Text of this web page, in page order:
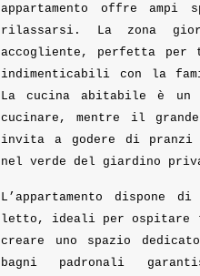
appartamento offre ampi
rilassarsi. La zona
accogliente, perfetta per
indimenticabili con la
La cucina abitabile è un
cucinare, mentre il
invita a godere di pranzi
nel verde del giardino
L’appartamento dispone
letto, ideali per ospitare
creare uno spazio
bagni padronali